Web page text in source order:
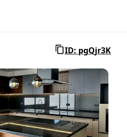
ID: pgQjr3K